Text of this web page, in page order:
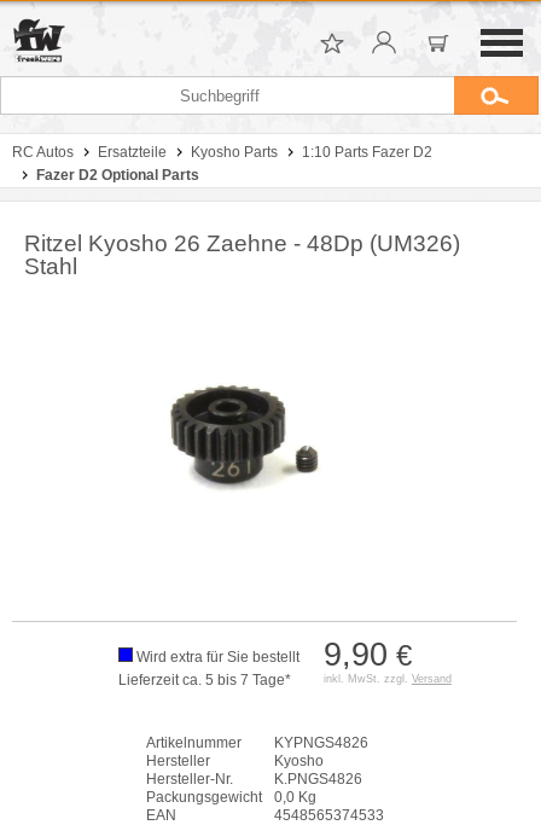
RC Autos Ersatzteile Kyosho Parts
1:10 Parts Fazer D2
Fazer D2 Optional Parts
Ritzel Kyosho 26 Zaehne - 48Dp (UM326)
Stahl
9,90 €
inkl. MwSt. zzgl. Versand
Wird extra für Sie bestellt
Lieferzeit ca. 5 bis 7 Tage*
Artikelnummer
KYPNGS4826
Hersteller
Kyosho
Hersteller-Nr.
K.PNGS4826
Packungsgewicht
0,0 Kg
EAN
4548565374533